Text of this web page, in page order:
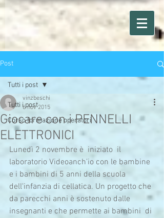
Post
Tutti i post
Corso formazione operatori
Tutti i post
Giocare con i PENNELLI
ELETTRONICI
vinzbeschi
6 nov 2015
Lunedì 2 novembre è  iniziato  il
laboratorio Videoanch'io con le bambine
e i bambini di 5 anni della scuola
dell'infanzia di cellatica. Un progetto che
da parecchi anni è sostenuto dalle
insegnanti e che permette ai bambini  di